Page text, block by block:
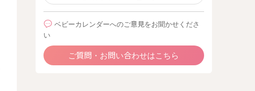
ベビーカレンダーへのご意見をお聞かせくださ
い
ご質問・お問い合わせはこちら